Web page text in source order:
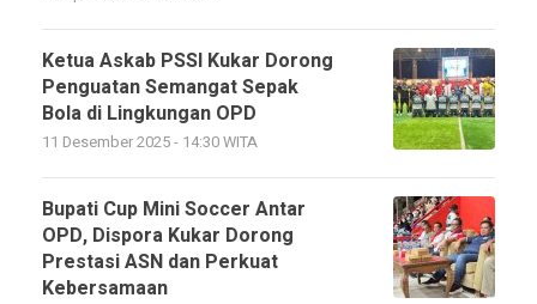
Ketua Askab PSSI Kukar Dorong
Penguatan Semangat Sepak
Bola di Lingkungan OPD
11 Desember 2025 - 14:30 WITA
Bupati Cup Mini Soccer Antar
OPD, Dispora Kukar Dorong
Prestasi ASN dan Perkuat
Kebersamaan